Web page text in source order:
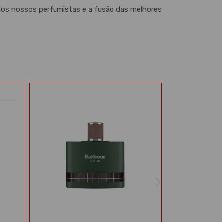
nossos perfumistas e a fusão das melhores